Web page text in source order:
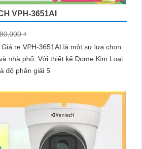
VPH-3651AI
₫
re VPH-3651AI là một sự lựa chọn
kế Dome Kim Loại
độ phân giải 5